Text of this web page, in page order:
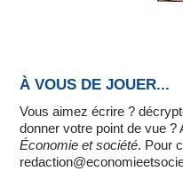
À VOUS DE JOUER...
Vous aimez écrire ?
donner votre point de vue
Économie et société. Pour